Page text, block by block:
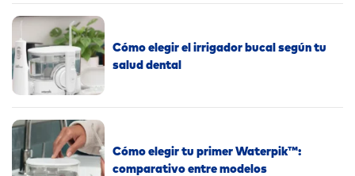
Cómo elegir el irrigador bucal según tu
salud dental
Cómo elegir tu primer Waterpik™:
comparativo entre modelos